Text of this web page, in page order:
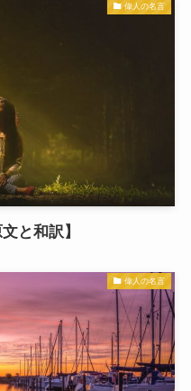
偉人の名言
と和訳】
偉人の名言